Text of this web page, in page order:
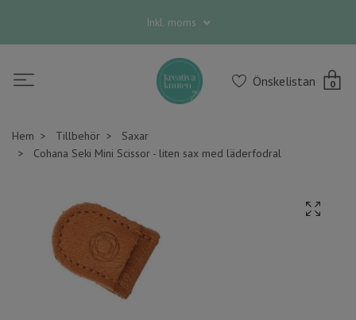
Inkl. moms
Önskelistan 0
Hem Tillbehör
Saxar
Cohana Seki Mini Scissor - liten sax med läderfodral